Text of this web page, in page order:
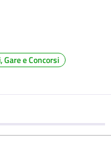
Gare e Concorsi